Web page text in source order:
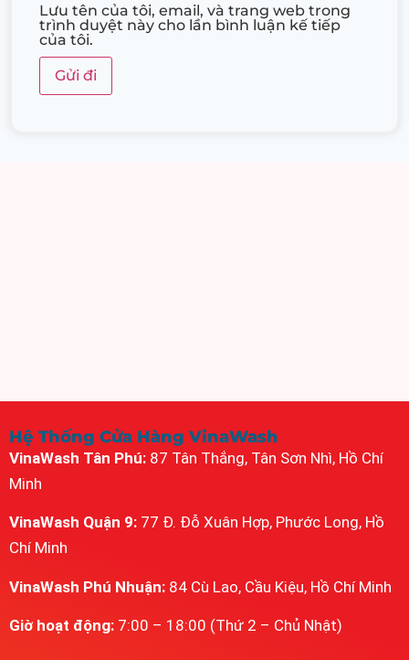
Lưu tên của tôi, email, và trang web trong
trình duyệt này cho lần bình luận kế tiếp
của tôi.
Hệ Thống Cửa Hàng VinaWash
VinaWash Tân Phú: 87 Tân Thắng, Tân Sơn Nhì, Hồ Chí
Minh
VinaWash Quận 9: 77 Đ. Đỗ Xuân Hợp, Phước Long, Hồ
Chí Minh
VinaWash Phú Nhuận: 84 Cù Lao, Cầu Kiệu, Hồ Chí Minh
Giờ hoạt động: 7:00 – 18:00 (Thứ 2 – Chủ Nhật)